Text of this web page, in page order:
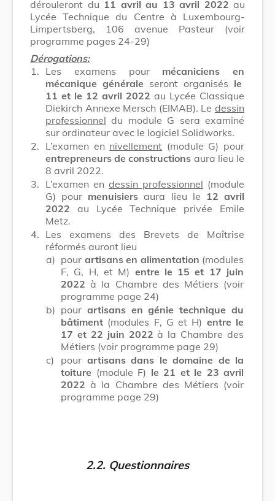
dérouleront du 11 avril au 13 avril 2022 au
Lycée Technique du Centre à Luxembourg-
Limpertsberg, 106 avenue Pasteur (voir
programme pages 24-29)
Dérogations:
1. Les examens pour mécaniciens en
mécanique générale seront organisés le
11 et le 12 avril 2022 au Lycée Classique
Diekirch Annexe Mersch (EIMAB). Le dessin
professionnel du module G sera examiné
sur ordinateur avec le logiciel Solidworks.
2. L’examen en nivellement (module G) pour
entrepreneurs de constructions aura lieu le
8 avril 2022.
3. L’examen en dessin professionnel (module
G) pour menuisiers aura lieu le 12 avril
2022 au Lycée Technique privée Emile
Metz.
4. Les examens des Brevets de Maîtrise
réformés auront lieu
a) pour artisans en alimentation (modules
F, G, H, et M) entre le 15 et 17 juin
2022 à la Chambre des Métiers (voir
programme page 24)
b) pour artisans en génie technique du
bâtiment (modules F, G et H) entre le
17 et 22 juin 2022 à la Chambre des
Métiers (voir programme page 29)
c)
pour artisans dans le domaine de la
toiture (module F) le 21 et le 23 avril
2022 à la Chambre des Métiers (voir
programme page 29)
2.2. Questionnaires